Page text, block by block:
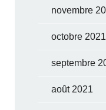
novembre
octobre 2021
septembre
août 2021